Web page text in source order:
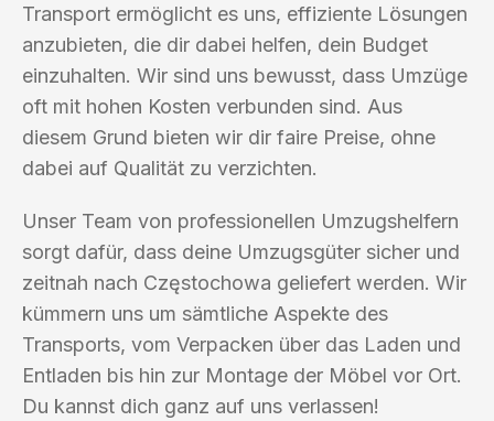
Transport ermöglicht es uns, effiziente Lösungen
anzubieten, die dir dabei helfen, dein Budget
einzuhalten. Wir sind uns bewusst, dass Umzüge
oft mit hohen Kosten verbunden sind. Aus
diesem Grund bieten wir dir faire Preise, ohne
dabei auf Qualität zu verzichten.
Unser Team von professionellen Umzugshelfern
sorgt dafür, dass deine Umzugsgüter sicher und
zeitnah nach Częstochowa geliefert werden. Wir
kümmern uns um sämtliche Aspekte des
Transports, vom Verpacken über das Laden und
Entladen bis hin zur Montage der Möbel vor Ort.
Du kannst dich ganz auf uns verlassen!